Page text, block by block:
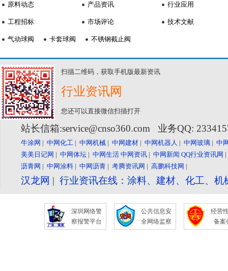
原料动态
工程招标
产品资讯
市场评论
行业应用
技术文献
气动球阀 卡套球阀 不锈钢截止阀
扫描二维码，获取手机版最新资讯
行业资讯网
您还可以直接微信扫描打开
站长信箱:service@cnso360.com 业务QQ:
牛涂网 | 中网化工 | 中网机械 | 中网建材 | 中网机器人 | 中网玻璃 | 中
美美日记网 | 中网体坛 | 中网生活 中网资讯 | 中网新闻 QQ行业资讯网
沥青网 | 中网涂料 | 中网沥青 | 考腾资讯网 | 高鹏科技网 |
汉龙网 | 行业资讯在线：涂料、建材、化工、
深圳网络警
察报警平台
公共信息安
全网络监察
经营
备案